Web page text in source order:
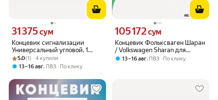
Концевик сигнализации
Универсальный угловой, 1
штука
Цена 31375 сум вместо
31 375сум
Рейтинг товара: 5.0 из 5
Оценок: (1) · 4 купили
5.0(1) · 4 купили
13 – 16 авг, ПВЗ По клику
Концевик Фольксваген Шаран
/ Volkswagen Sharan для
сигнализации, двери, капота,
Цена 105172 сум вместо
105 172сум
13 – 16 авг, ПВЗ По клику